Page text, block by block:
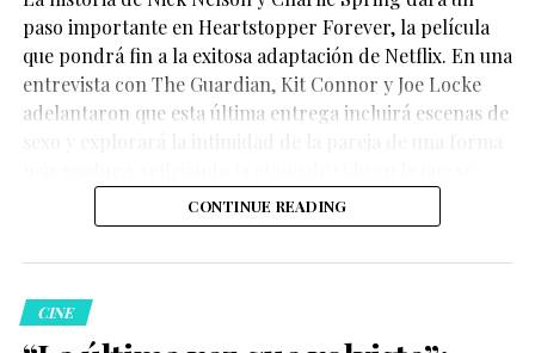
Aunque su participación no ocupa gran parte del
metraje, el actor logra dejar una fuerte impresión. Su
personaje,Sinon, juega un papel clave en la historia y
aporta una mirada profundamente humana sobre las
La crítica destaca la actuación
paso importante en Heartstopper Forever, la película
que pondrá fin a la exitosa adaptación de Netflix. En una
entrevista con The Guardian, Kit Connor y Joe Locke
adelantaron que esta última entrega incluirá escenas de
encuentran los personajes.CONTINUE READING
CINE